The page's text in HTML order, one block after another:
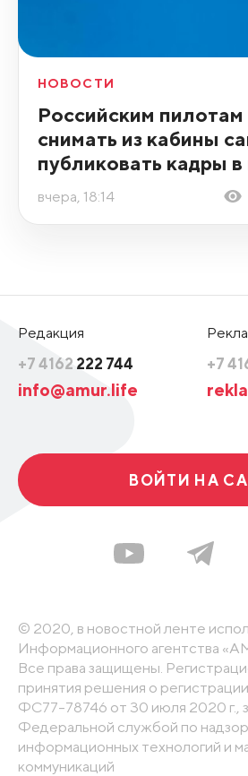
НОВОСТИ
Российским пилотам
снимать из кабины
публиковать кадры
вчера, 18:14
Редакция
+7 4162 222 744
info@amur.life
+7
ВОЙТИ НА
© 2020, в новостной ленте
Информационного агентства
Все права защищены.
принятия решения о
ФС77-78746 от 30 июля 2020 г.,
Федеральной службой по
информационных технологий и
коммуникаций